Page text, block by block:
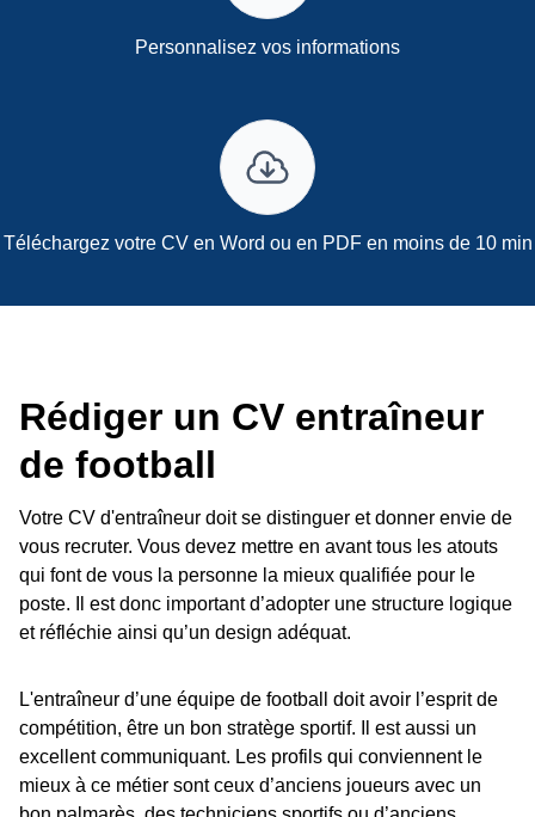
Personnalisez vos informations
Téléchargez votre CV en Word ou en PDF en moins de 10 min
Rédiger un CV entraîneur
de football
Votre CV d'entraîneur doit se distinguer et donner envie de
vous recruter. Vous devez mettre en avant tous les atouts
qui font de vous la personne la mieux qualifiée pour le
poste. Il est donc important d’adopter une structure logique
et réfléchie ainsi qu’un design adéquat.
L'entraîneur d’une équipe de football doit avoir l’esprit de
compétition, être un bon stratège sportif. Il est aussi un
excellent communiquant. Les profils qui conviennent le
mieux à ce métier sont ceux d’anciens joueurs avec un